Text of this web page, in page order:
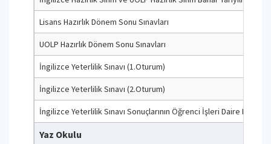
Lisans Hazırlık Dönem Sonu Sınavları
UOLP Hazırlık Dönem Sonu Sınavları
İngilizce Yeterlilik Sınavı (1.Oturum)
İngilizce Yeterlilik Sınavı (2.Oturum)
İngilizce Yeterlilik Sınavı Sonuçlarının Öğrenci İşleri Daire
Yaz Okulu